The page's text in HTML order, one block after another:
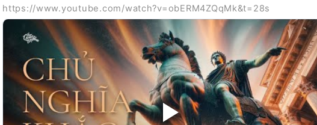
https://www.youtube.com/watch?v=obERM4ZQqMk&t=28s